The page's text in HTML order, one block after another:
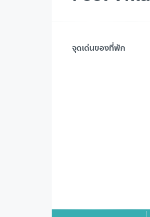
จุดเด่นของที่พัก